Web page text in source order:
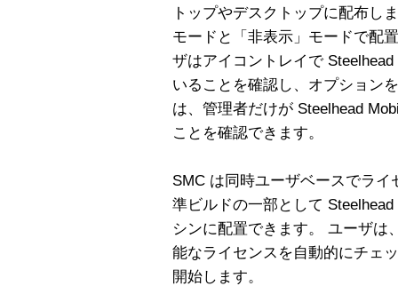
トップやデスクトップに配布し
モードと「非表示」モードで配
ザはアイコントレイで
いることを確認し、オプション
は、管理者だけが Steelhead
ことを確認できます。
SMC は同時ユーザベースでラ
準ビルドの一部として
シンに配置できます。 ユーザは
能なライセンスを自動的にチェ
開始します。